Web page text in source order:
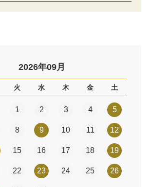
2026年09月
火 水 木 金 土
1 2 3 4 5
8 9 10 11 12
15 16 17 18 19
22 23 24 25 26